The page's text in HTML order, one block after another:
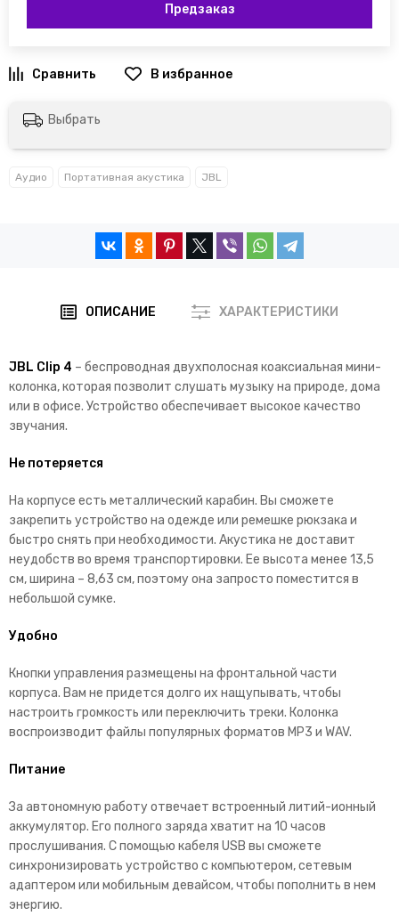
Предзаказ
Выбрать
Аудио Портативная акустика JBL
ОПИСАНИЕ ХАРАКТЕРИСТИКИ
JBL Clip 4 – беспроводная двухполосная коаксиальная мини-
колонка, которая позволит слушать музыку на природе, дома
или в офисе. Устройство обеспечивает высокое качество
звучания.
Не потеряется
На корпусе есть металлический карабин. Вы сможете
закрепить устройство на одежде или ремешке рюкзака и
быстро снять при необходимости. Акустика не доставит
неудобств во время транспортировки. Ее высота менее 13,5
см, ширина – 8,63 см, поэтому она запросто поместится в
небольшой сумке.
Удобно
Кнопки управления размещены на фронтальной части
корпуса. Вам не придется долго их нащупывать, чтобы
настроить громкость или переключить треки. Колонка
воспроизводит файлы популярных форматов MP3 и WAV.
Питание
За автономную работу отвечает встроенный литий-ионный
аккумулятор. Его полного заряда хватит на 10 часов
прослушивания. С помощью кабеля USB вы сможете
синхронизировать устройство с компьютером, сетевым
адаптером или мобильным девайсом, чтобы пополнить в нем
энергию.